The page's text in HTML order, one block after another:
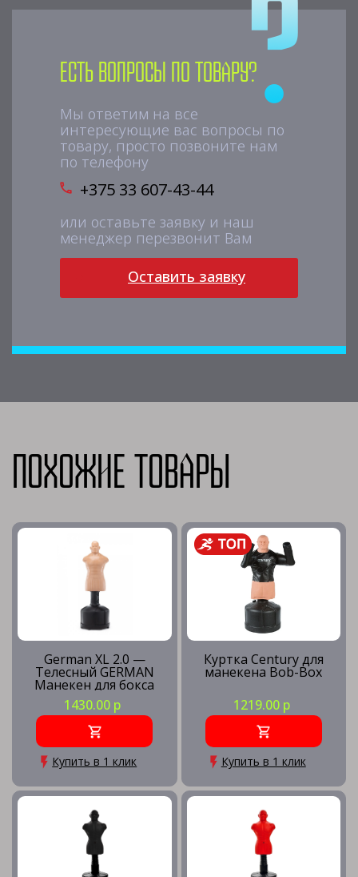
Есть вопросы по товару?
Мы ответим на все
интересующие вас вопросы по
товару, просто позвоните нам
по телефону
+375 33 607-43-44
или оставьте заявку и наш
менеджер перезвонит Вам
Оставить заявку
Похожие товары
German XL 2.0 —
Телесный GERMAN
Манекен для бокса
Герман
1430.00 р
Купить в 1 клик
Куртка Century для
манекена Bob-Box
1219.00 р
Купить в 1 клик